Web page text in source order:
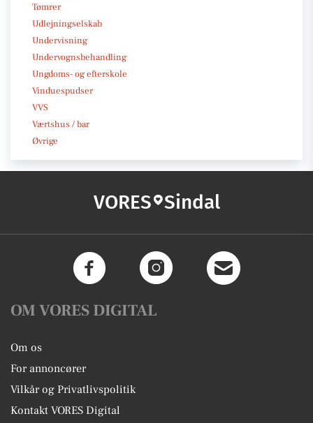
Tømrer
Udlejningselskab
Undervisning
Undervognsbehandling
Ungdoms- og efterskole
Vinduespudser
VVS
Værtshus / bar
Øvrige
VORES Sindal
OM VORES DIGITAL
Om os
For annoncører
Vilkår og Privatlivspolitik
Kontakt VORES Digital